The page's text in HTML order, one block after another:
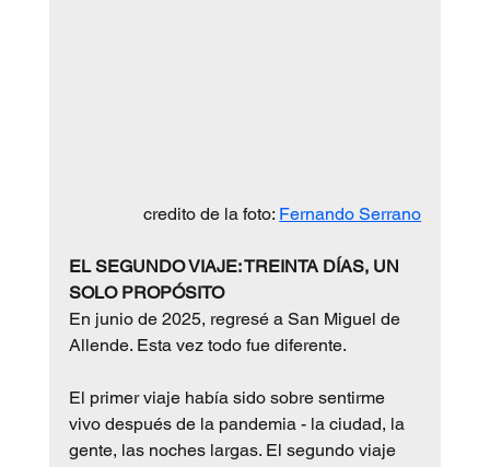
credito de la foto: Fernando Serrano
EL SEGUNDO VIAJE: TREINTA DÍAS, UN
SOLO PROPÓSITO
En junio de 2025, regresé a San Miguel de
Allende. Esta vez todo fue diferente.
El primer viaje había sido sobre sentirme
vivo después de la pandemia - la ciudad, la
gente, las noches largas. El segundo viaje